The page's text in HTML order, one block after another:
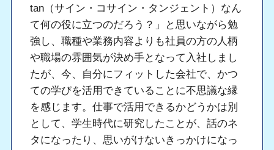
tan（サイン・コサイン・タンジェント）なん
て何の役に立つのだろう？」と思いながら勉
強し、職種や業務内容よりも社員の方の人柄
や職場の雰囲気が決め手となって入社しまし
たが、今、自分にフィットした会社で、かつ
ての学びを活用できていることに不思議な縁
を感じます。仕事で活用できるかどうかは別
として、学生時代に研究したことが、話のネ
タになったり、思いがけないきっかけになっ